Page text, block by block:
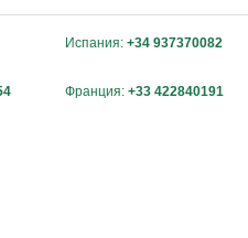
Испания: +34 937370082
Франция: +33 422840191